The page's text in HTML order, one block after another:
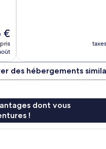
€
des hébergements
dont vous
!